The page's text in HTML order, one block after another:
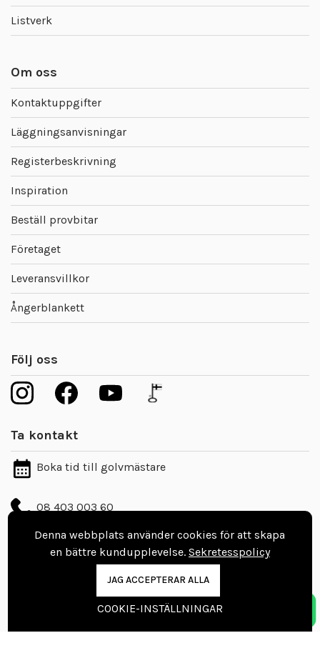
Listverk
Om oss
Kontaktuppgifter
Läggningsanvisningar
Registerbeskrivning
Inspiration
Beställ provbitar
Företaget
Leveransvillkor
Ångerblankett
Följ oss
Ta kontakt
Boka tid till golvmästare
08 403 003 60
info@vinylgolvbutiken.se
Kontaktuppgifter
Pajakuja 7, 62100 Lapua
Denna webbplats använder cookies för att skapa
en bättre kundupplevelse. Sekretesspolicy
JAG ACCEPTERAR ALLA
COOKIE-INSTÄLLNINGAR